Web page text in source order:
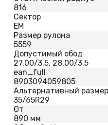
816
Сектор
EM
Размер рулона
5559
Допустимый обод
27.00/3.5, 28.00/3.5
ean_full
8903094059805
Альтернативный размер
35/65R29
От
890 мм